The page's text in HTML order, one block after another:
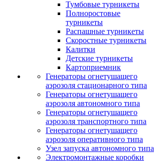
Тумбовые турникеты
Полноростовые
турникеты
Распашные турникеты
Скоростные турникеты
Калитки
Детские турникеты
Картоприемник
Генераторы огнетушащего
аэрозоля стационарного типа
Генераторы огнетушащего
аэрозоля автономного типа
Генераторы огнетушащего
аэрозоля транспортного типа
Генераторы огнетушащего
аэрозоля оперативного типа
Узел запуска автономного типа
Электромонтажные коробки